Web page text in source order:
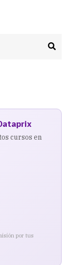
cursos en
por tus